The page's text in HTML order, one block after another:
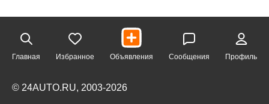
Главная Избранное Объявления Сообщения Профиль
© 24AUTO.RU, 2003-2026